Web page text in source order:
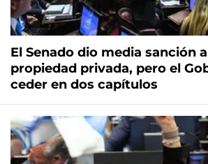
El Senado dio media sanción
propiedad privada, pero el
ceder en dos capítulos